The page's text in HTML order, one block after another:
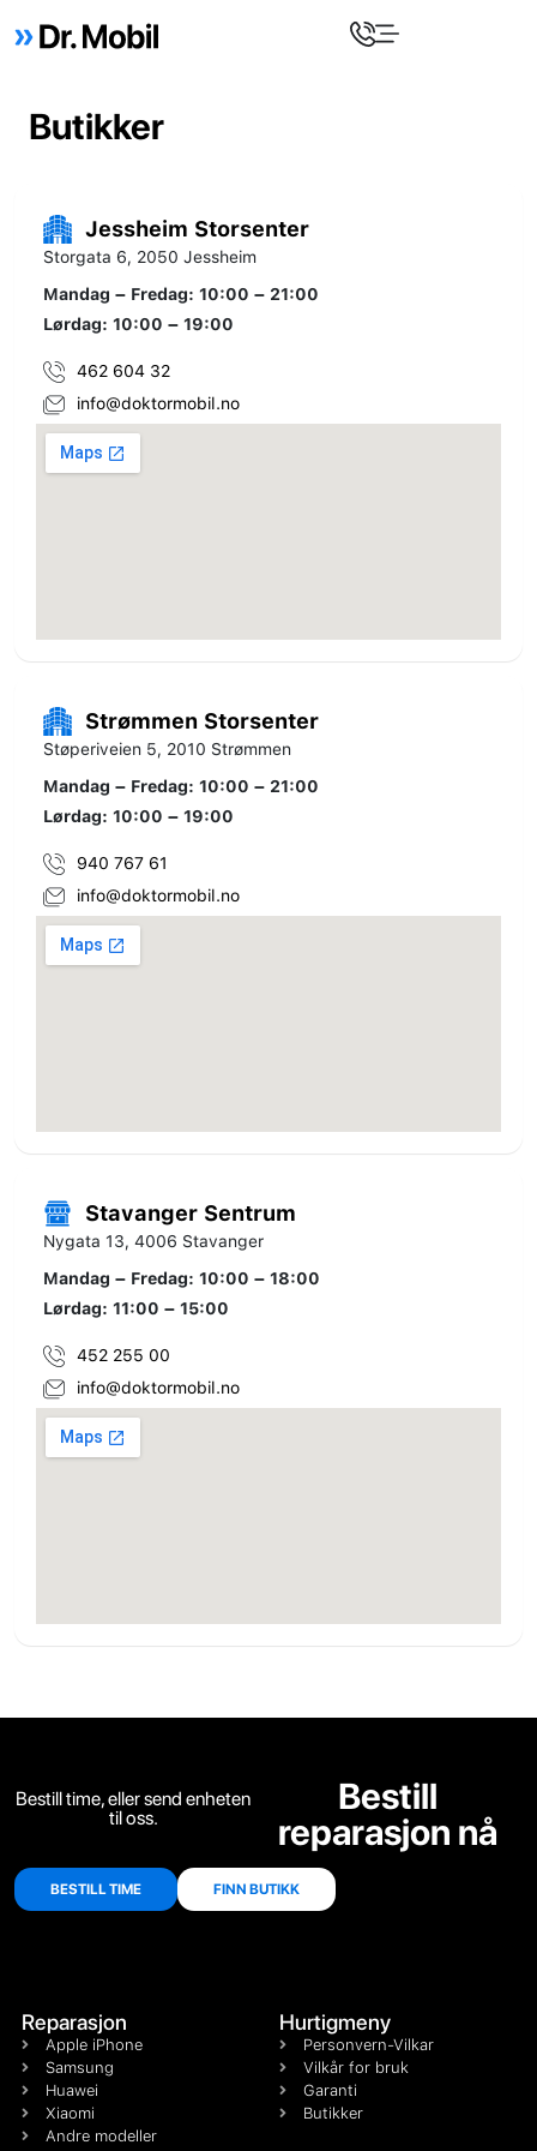
Butikker
Jessheim Storsenter
Storgata 6, 2050 Jessheim
Mandag – Fredag: 10:00 – 21:00
Lørdag: 10:00 – 19:00
462 604 32
info@doktormobil.no
Strømmen Storsenter
Støperiveien 5, 2010 Strømmen
Mandag – Fredag: 10:00 – 21:00
Lørdag: 10:00 – 19:00
940 767 61
info@doktormobil.no
Stavanger Sentrum
Nygata 13, 4006 Stavanger
Mandag – Fredag: 10:00 – 18:00
Lørdag: 11:00 – 15:00
452 255 00
info@doktormobil.no
Bestill time, eller send enheten
til oss.
Bestill
reparasjon nå
BESTILL TIME FINN BUTIKK
Reparasjon
Apple iPhone
Samsung
Huawei
Xiaomi
Andre modeller
Hurtigmeny
Personvern-Vilkar
Vilkår for bruk
Garanti
Butikker